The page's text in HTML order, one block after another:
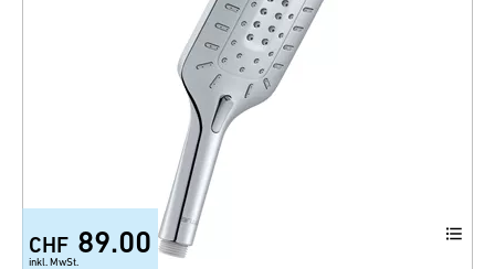
CHF 89.00
inkl. MwSt.